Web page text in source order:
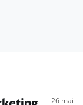
26 mai